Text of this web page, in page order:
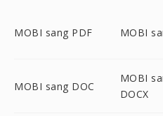
MOBI sang PDF MOBI
MOBI sang DOC
MOBI
DOCX